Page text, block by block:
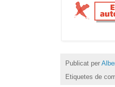
Publicat per
Etiquetes de